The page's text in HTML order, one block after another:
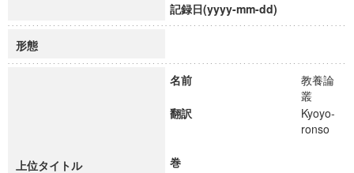
記録日(yyyy-mm-dd)
形態
上位タイトル
名前
教養論
叢
翻訳
Kyoyo-
ronso
巻